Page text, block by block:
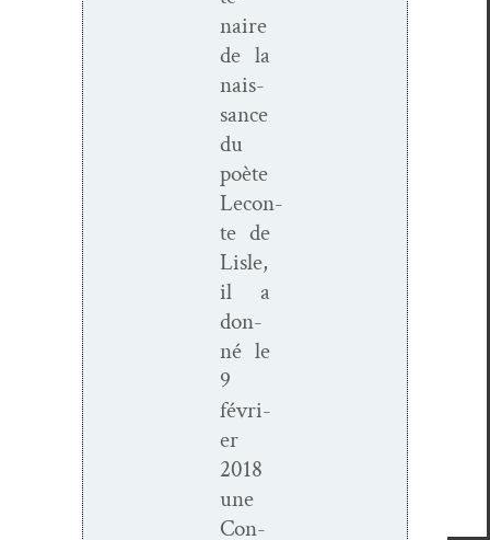
naire
de la
nais­
sance
du
poète
Lecon­
te de
Lisle,
il a
don­
né le
9
févri­
er
2018
une
Con­